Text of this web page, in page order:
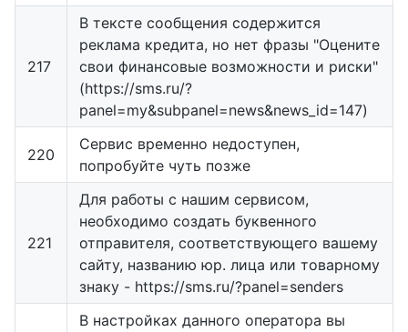
217
В тексте сообщения содержится
реклама кредита, но нет фразы "Оцените
свои финансовые возможности и риски"
(https://sms.ru/?
panel=my&subpanel=news&news_id=147)
220
Сервис временно недоступен,
попробуйте чуть позже
221
Для работы с нашим сервисом,
необходимо создать буквенного
отправителя, соответствующего вашему
сайту, названию юр. лица или товарному
знаку - https://sms.ru/?panel=senders
В настройках данного оператора вы